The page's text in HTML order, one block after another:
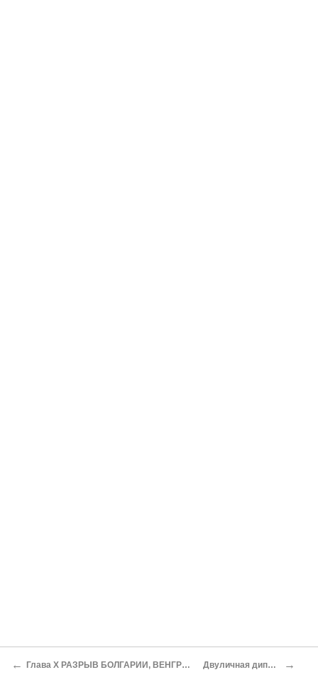
← Глава X РАЗРЫВ БОЛГАРИИ, ВЕНГРИИ, РУМЫНИИ И ФИНЛЯНДИИ С ГИТЛЕРОВСКОЙ ГЕРМАНИЕЙ Двуличная дипломатия правителей Румынии →